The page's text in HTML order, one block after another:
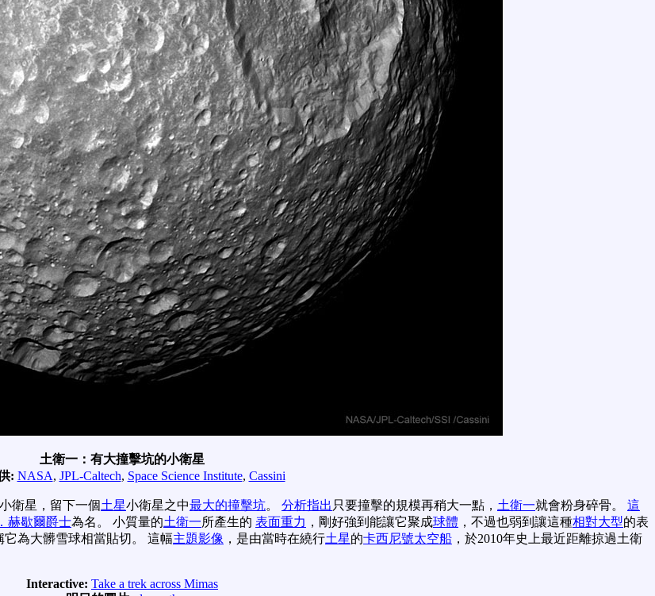
土衛一：有大撞擊坑的小衛星
: NASA, JPL-Caltech, Space Science Institute, Cassini
衛星，留下一個土星小衛星之中最大的撞擊坑。 分析指出 只要撞擊的規模再稍大一點， 土衛一就會粉身碎骨。 這
赫歇爾爵士為名。 小質量的土衛一所產生的 表面重力 ，剛好強到能讓它聚成球體 ，不過也弱到讓這種相對大型的表
為大髒雪球相當貼切。 這幅主題影像 ，是由當時在繞行土星的卡西尼號太空船 ，於2010年史上最近距離掠過土衛
Interactive: Take a trek across Mimas